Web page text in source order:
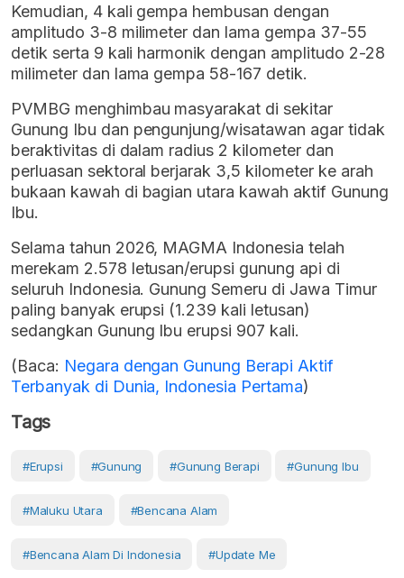
Kemudian, 4 kali gempa hembusan dengan
amplitudo 3-8 milimeter dan lama gempa 37-55
detik serta 9 kali harmonik dengan amplitudo 2-28
milimeter dan lama gempa 58-167 detik.
PVMBG menghimbau masyarakat di sekitar
Gunung Ibu dan pengunjung/wisatawan agar tidak
beraktivitas di dalam radius 2 kilometer dan
perluasan sektoral berjarak 3,5 kilometer ke arah
bukaan kawah di bagian utara kawah aktif Gunung
Ibu.
Selama tahun 2026, MAGMA Indonesia telah
merekam 2.578 letusan/erupsi gunung api di
seluruh Indonesia. Gunung Semeru di Jawa Timur
paling banyak erupsi (1.239 kali letusan)
sedangkan Gunung Ibu erupsi 907 kali.
(Baca: Negara dengan Gunung Berapi Aktif
Terbanyak di Dunia, Indonesia Pertama)
Tags
#erupsi #Gunung #gunung Berapi #Gunung Ibu
#Maluku Utara #Bencana Alam
#Bencana Alam Di Indonesia #Update Me